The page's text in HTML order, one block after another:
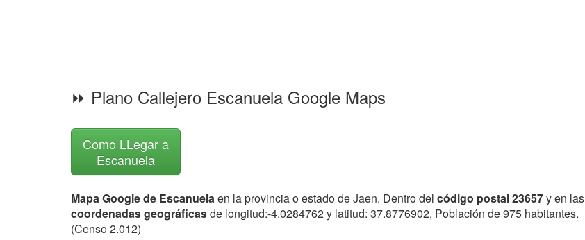
⏩ Plano Callejero Escanuela Google Maps
Como LLegar a
Escanuela
Mapa Google de Escanuelaen la provincia o estado de Jaen. Dentro del código postal 23657y en las
coordenadas geográficasde longitud:-4.0284762 y latitud: 37.8776902, Población de 975 habitantes.
(Censo 2.012)